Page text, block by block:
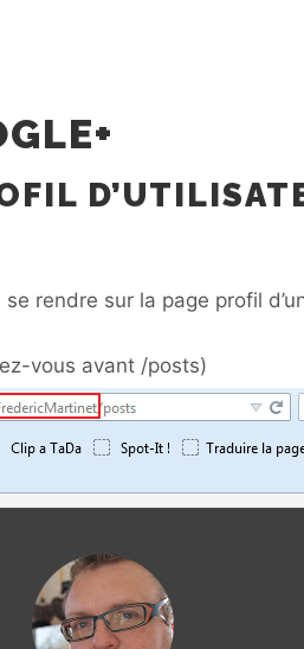
rendre sur la page profil
vous avant /posts)